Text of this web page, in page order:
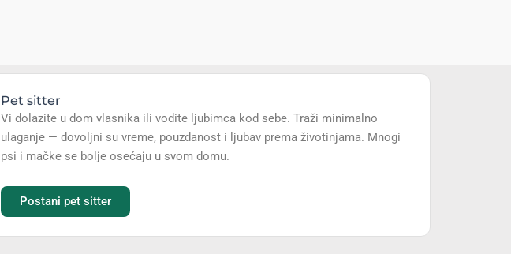
Pet sitter
Vi dolazite u dom vlasnika ili vodite ljubimca kod sebe. Traži minimalno
ulaganje — dovoljni su vreme, pouzdanost i ljubav prema životinjama. Mnogi
psi i mačke se bolje osećaju u svom domu.
Postani pet sitter